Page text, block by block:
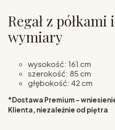
Regał z
wymiary
wysokość: 161 cm
szerokość: 85 cm
głębokość: 42 cm
*Dostawa Premium -
Klienta, niezależnie od piętra